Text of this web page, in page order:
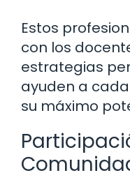
Estos
con los
estrategias
ayuden a
su máximo